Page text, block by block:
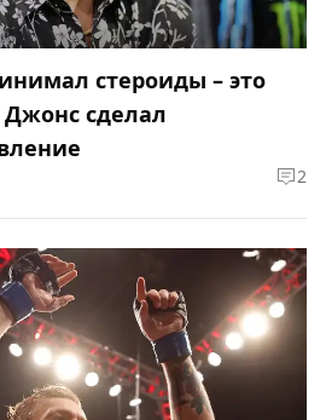
стероиды – это
сделал
2